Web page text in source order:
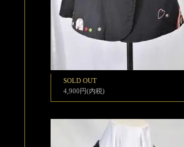
SOLD OUT
4,900円(内税)